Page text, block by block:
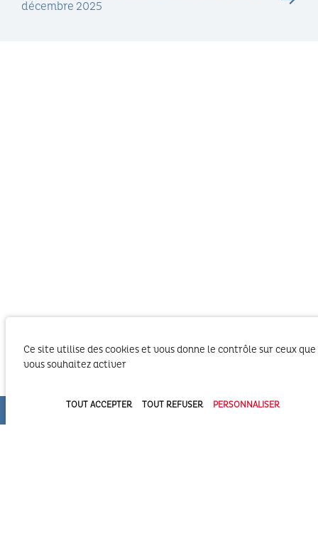
décembre 2025
d’Arcachon exerce les activités liées à ses
Ce site utilise des cookies et vous donne le contrôle sur ceux que
vous souhaitez activer
TOUT ACCEPTER TOUT REFUSER PERSONNALISER